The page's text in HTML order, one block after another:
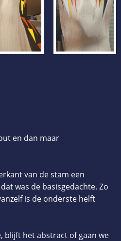
en dan maar
van de stam een
was de basisgedachte. Zo
is de onderste helft
blijft het abstract of gaan we